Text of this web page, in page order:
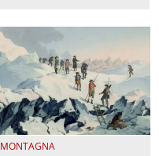
MONTAGNA